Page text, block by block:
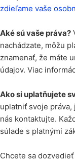
zdieľame vaše
Aké sú vaše práva?
nachádzate, môžu
znamenať, že máte
údajov. Viac
Ako si uplatňujete
uplatniť svoje práva,
nás kontaktujte.
súlade s platnými
Chcete sa